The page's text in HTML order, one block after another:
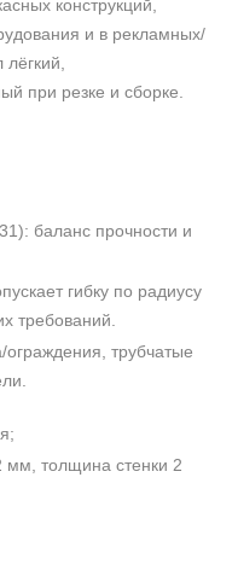
конструкций,
и в рекламных/
при резке и сборке.
баланс прочности и
гибку по радиусу
требований.
трубчатые
толщина стенки 2